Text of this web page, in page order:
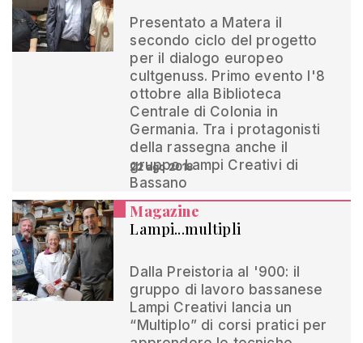
Presentato a Matera il
secondo ciclo del progetto
per il dialogo europeo
cultgenuss. Primo evento l'8
ottobre alla Biblioteca
Centrale di Colonia in
Germania. Tra i protagonisti
della rassegna anche il
gruppo Lampi Creativi di
Bassano
22 ago 2018
Magazine
Lampi...multipli
Dalla Preistoria al '900: il
gruppo di lavoro bassanese
Lampi Creativi lancia un
“Multiplo” di corsi pratici per